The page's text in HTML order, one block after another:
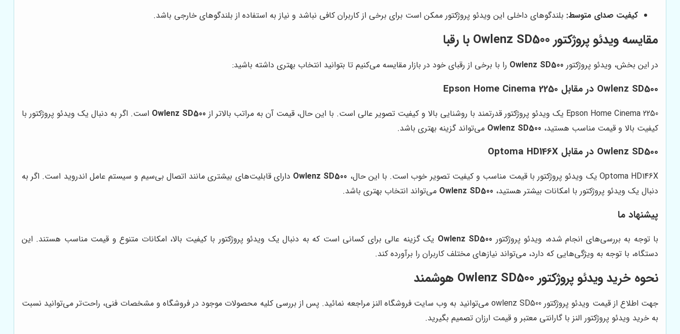
کیفیت صدای متوسط: بلندگوهای داخلی این ویدئو پروژکتور ممکن است برای برخی از کاربران کافی نباشد و نیاز به استفاده از بلندگوهای خارجی باشد.
مقایسه ویدئو پروژکتور Owlenz SD500 با رقبا
در این بخش، ویدئو پروژکتور Owlenz SD500 را با برخی از رقبای خود در بازار مقایسه می‌کنیم تا بتوانید انتخاب بهتری داشته باشید:
Owlenz SD500 در مقابل Epson Home Cinema 2250
Epson Home Cinema 2250 یک ویدئو پروژکتور قدرتمند با روشنایی بالا و کیفیت تصویر عالی است. با این حال، قیمت آن به مراتب بالاتر از Owlenz SD500 است. اگر به دنبال یک ویدئو پروژکتور با
کیفیت بالا و قیمت مناسب هستید، Owlenz SD500 می‌تواند گزینه بهتری باشد.
Owlenz SD500 در مقابل Optoma HD146X
Optoma HD146X یک ویدئو پروژکتور با قیمت مناسب و کیفیت تصویر خوب است. با این حال، Owlenz SD500 دارای قابلیت‌های بیشتری مانند اتصال بی‌سیم و سیستم عامل اندروید است. اگر به
دنبال یک ویدئو پروژکتور با امکانات بیشتر هستید، Owlenz SD500 می‌تواند انتخاب بهتری باشد.
پیشنهاد ما
با توجه به بررسی‌های انجام شده، ویدئو پروژکتور Owlenz SD500 یک گزینه عالی برای کسانی است که به دنبال یک ویدئو پروژکتور با کیفیت بالا، امکانات متنوع و قیمت مناسب هستند. این
دستگاه، با توجه به ویژگی‌هایی که دارد، می‌تواند نیازهای مختلف کاربران را برآورده کند.
نحوه خرید ویدئو پروژکتور Owlenz SD500 هوشمند
جهت اطلاع از قیمت ویدئو پروژکتور owlenz SD500 می‌توانید به وب سایت فروشگاه النز مراجعه نمائید. پس از بررسی کلیه محصولات موجود در فروشگاه و مشخصات فنی، راحت‌تر می‌توانید نسبت
به خرید ویدئو پروژکتور النز با گارانتی معتبر و قیمت ارزان تصمیم بگیرید.